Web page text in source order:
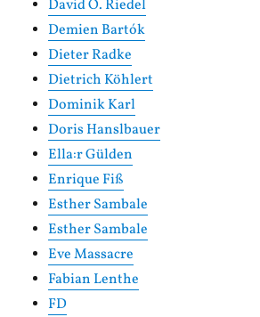
David O. Riedel
Demien Bartók
Dieter Radke
Dietrich Köhlert
Dominik Karl
Doris Hanslbauer
Ella:r Gülden
Enrique Fiß
Esther Sambale
Esther Sambale
Eve Massacre
Fabian Lenthe
FD